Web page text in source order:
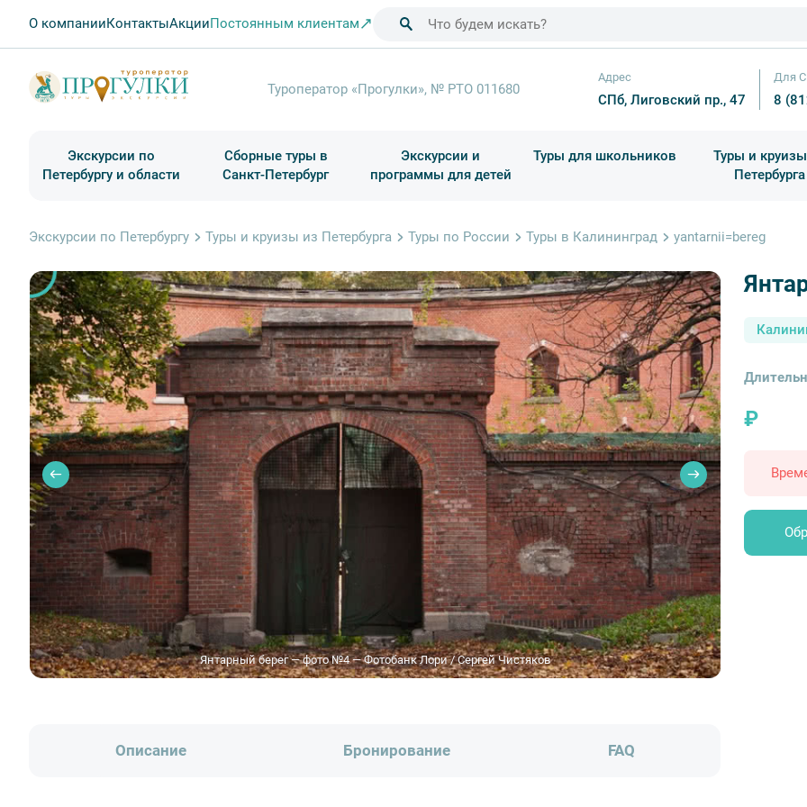
О компанииКонтактыАкцииПостоянным клиентам
Туроператор «Прогулки», № РТО 011680
Адрес
СПб, Лиговский пр., 47
Для
8
Экскурсии по
Петербургу и области
Сборные туры в
Санкт-Петербург
Экскурсии и
программы для детей
Туры для школьников
Туры и
Петербурга
Экскурсии по Петербургу Туры и круизы из Петербурга Туры по России Туры в Калининград yantarnii=bereg
Янтарный берег — фото №4 — Фотобанк Лори / Сергей Чистяков
₽
Описание Бронирование FAQ